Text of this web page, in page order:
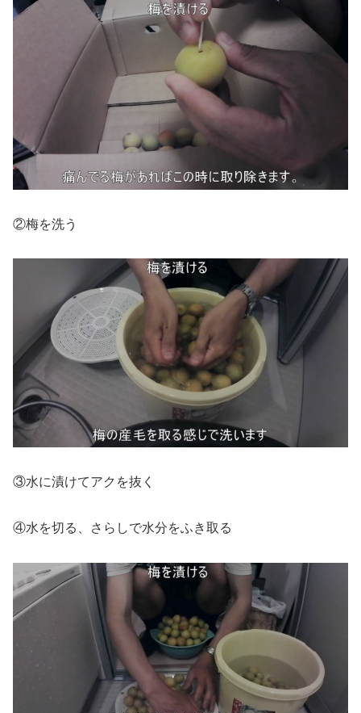
②梅を洗う
③水に漬けてアクを抜く
④水を切る、さらしで水分をふき取る